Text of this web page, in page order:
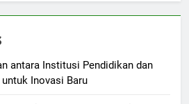
antara Institusi Pendidikan dan
Inovasi Baru